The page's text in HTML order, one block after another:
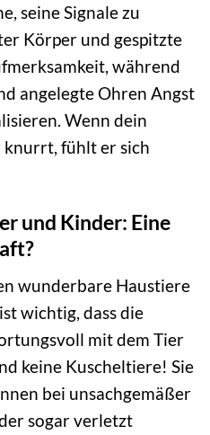
seine Signale zu
Körper und gespitzte
während
angelegte Ohren Angst
Wenn dein
fühlt er sich
und Kinder: Eine
wunderbare Haustiere
wichtig, dass die
mit dem Tier
keine Kuscheltiere! Sie
bei unsachgemäßer
sogar verletzt